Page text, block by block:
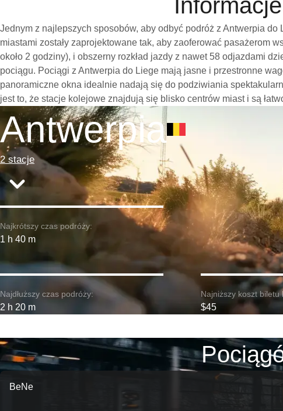
Jednym z najlepszych sposobów, aby odbyć podróż z Antwerpia
miastami zostały zaprojektowane tak, aby zaoferować pasażerom
około 2 godziny), i obszerny rozkład jazdy z nawet 58 odjazdami
pociągu. Pociągi z Antwerpia do Liege mają jasne i przestronne
panoramiczne okna idealnie nadają się do podziwiania
jest to, że stacje kolejowe znajdują się blisko centrów miast i są
Antwerpia
2 stacje
Najkrótszy czas podróży:
1 h 40 m
Najdłuższy czas podróży:
2 h 20 m
Najniższy koszt biletu
$45
BeNe